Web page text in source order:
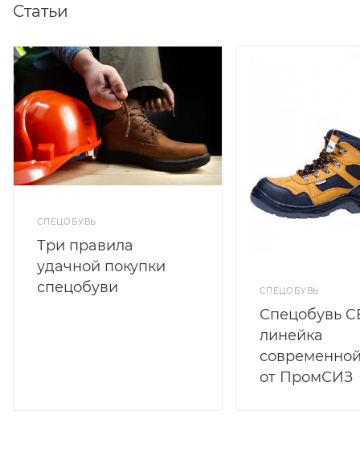
Статьи
СПЕЦОБУВЬ
Три правила
удачной покупки
спецобуви
СПЕЦОБУВЬ
Спецобувь
линейка
от ПромСИЗ